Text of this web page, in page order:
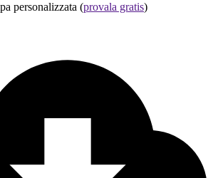
personalizzata (provala gratis)